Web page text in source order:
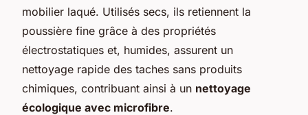
mobilier laqué. Utilisés secs, ils retiennent la
poussière fine grâce à des propriétés
électrostatiques et, humides, assurent un
nettoyage rapide des taches sans produits
chimiques, contribuant ainsi à un nettoyage
écologique avec microfibre.